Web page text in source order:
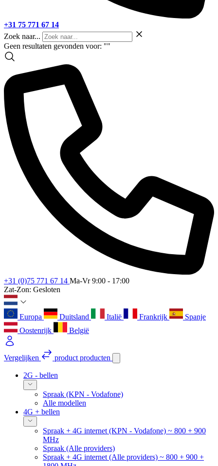
+31 75 771 67 14
Zoek naar...
Geen resultaten gevonden voor: ""
+31 (0)75 771 67 14 Ma-Vr 9:00 - 17:00
Zat-Zon: Gesloten
Europa Duitsland Italië Frankrijk
Spanje
Oostenrijk
België
Vergelijken product producten
2G - bellen
Spraak (KPN - Vodafone)
Alle modellen
4G + bellen
Spraak + 4G internet (KPN - Vodafone) ~ 800 + 900
MHz
Spraak (Alle providers)
Spraak + 4G internet (Alle providers) ~ 800 + 900 +